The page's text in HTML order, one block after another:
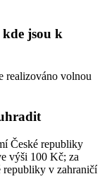
jsou k
realizováno volnou
České republiky
výši 100 Kč; za
republiky v zahraničí